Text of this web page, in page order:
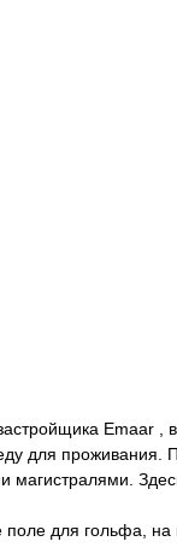
Emaar ,
для
магистралями.
для гольфа, на